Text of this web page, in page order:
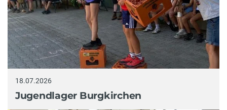
18.07.2026
Jugendlager Burgkirchen